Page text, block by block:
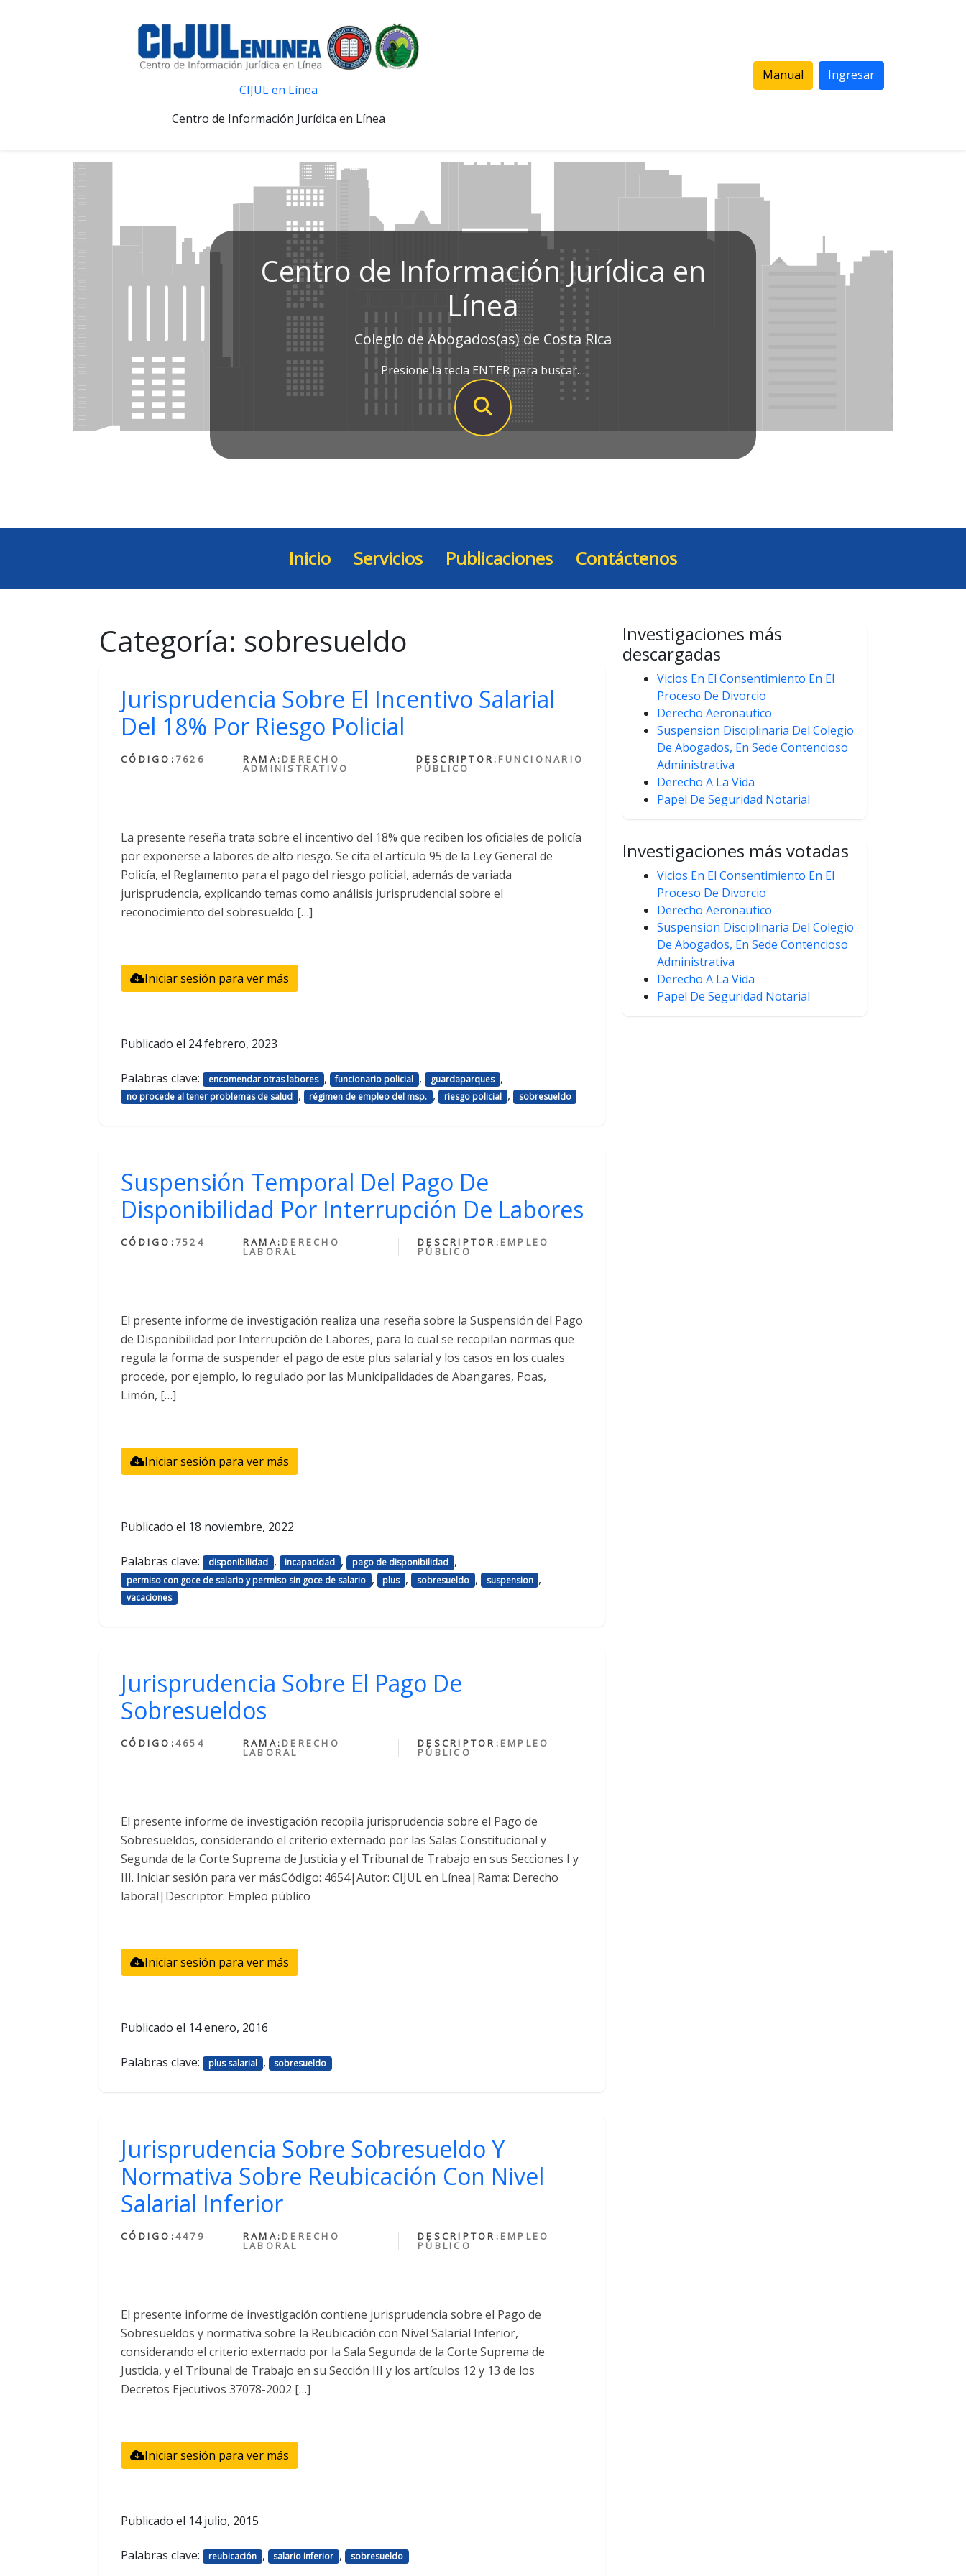
CIJUL en Línea
Centro de Información Jurídica en Línea
Manual Ingresar
Centro de Información Jurídica en
Línea
Colegio de Abogados(as) de Costa Rica
Presione la tecla ENTER para buscar…
Inicio Servicios Publicaciones Contáctenos
Categoría: sobresueldo
Jurisprudencia Sobre El Incentivo Salarial
Del 18% Por Riesgo Policial
CÓDIGO: 7626 RAMA: DERECHO
ADMINISTRATIVO
DESCRIPTOR: FUNCIONARIO
PÚBLICO
La presente reseña trata sobre el incentivo del 18% que reciben los oficiales de policía
por exponerse a labores de alto riesgo. Se cita el artículo 95 de la Ley General de
Policía, el Reglamento para el pago del riesgo policial, además de variada
jurisprudencia, explicando temas como análisis jurisprudencial sobre el
reconocimiento del sobresueldo […]
Iniciar sesión para ver más
Publicado el 24 febrero, 2023
Palabras clave: encomendar otras labores , funcionario policial , guardaparques ,
no procede al tener problemas de salud , régimen de empleo del msp. , riesgo policial , sobresueldo
Suspensión Temporal Del Pago De
Disponibilidad Por Interrupción De Labores
CÓDIGO: 7524 RAMA: DERECHO
LABORAL
DESCRIPTOR: EMPLEO
PÚBLICO
El presente informe de investigación realiza una reseña sobre la Suspensión del Pago
de Disponibilidad por Interrupción de Labores, para lo cual se recopilan normas que
regula la forma de suspender el pago de este plus salarial y los casos en los cuales
procede, por ejemplo, lo regulado por las Municipalidades de Abangares, Poas,
Limón, […]
Iniciar sesión para ver más
Publicado el 18 noviembre, 2022
Palabras clave: disponibilidad , incapacidad , pago de disponibilidad ,
permiso con goce de salario y permiso sin goce de salario , plus , sobresueldo , suspension ,
vacaciones
Jurisprudencia Sobre El Pago De
Sobresueldos
CÓDIGO:4654 RAMA: DERECHO
LABORAL
DESCRIPTOR: EMPLEO
PÚBLICO
El presente informe de investigación recopila jurisprudencia sobre el Pago de
Sobresueldos, considerando el criterio externado por las Salas Constitucional y
Segunda de la Corte Suprema de Justicia y el Tribunal de Trabajo en sus Secciones I y
III. Iniciar sesión para ver másCódigo: 4654|Autor: CIJUL en Línea|Rama: Derecho
laboral|Descriptor: Empleo público
Iniciar sesión para ver más
Publicado el 14 enero, 2016
Palabras clave: plus salarial , sobresueldo
Jurisprudencia Sobre Sobresueldo Y
Normativa Sobre Reubicación Con Nivel
Salarial Inferior
CÓDIGO:4479 RAMA: DERECHO
LABORAL
DESCRIPTOR: EMPLEO
PÚBLICO
El presente informe de investigación contiene jurisprudencia sobre el Pago de
Sobresueldos y normativa sobre la Reubicación con Nivel Salarial Inferior,
considerando el criterio externado por la Sala Segunda de la Corte Suprema de
Justicia, y el Tribunal de Trabajo en su Sección III y los artículos 12 y 13 de los
Decretos Ejecutivos 37078-2002 […]
Iniciar sesión para ver más
Publicado el 14 julio, 2015
Palabras clave: reubicación , salario inferior , sobresueldo
Investigaciones más
descargadas
Vicios En El Consentimiento En El
Proceso De Divorcio
Derecho Aeronautico
Suspension Disciplinaria Del Colegio
De Abogados, En Sede Contencioso
Administrativa
Derecho A La Vida
Papel De Seguridad Notarial
Investigaciones más votadas
Vicios En El Consentimiento En El
Proceso De Divorcio
Derecho Aeronautico
Suspension Disciplinaria Del Colegio
De Abogados, En Sede Contencioso
Administrativa
Derecho A La Vida
Papel De Seguridad Notarial